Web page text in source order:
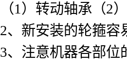
（1）转动轴承（2
2、新安装的轮箍容
3、注意机器各部位